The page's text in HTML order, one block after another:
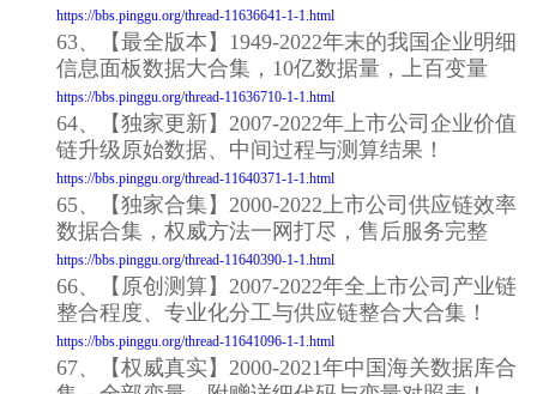
https://bbs.pinggu.org/thread-11636641-1-1.html
63、【最全版本】1949-2022年末的我国企业明细
信息面板数据大合集，10亿数据量，上百变量
https://bbs.pinggu.org/thread-11636710-1-1.html
64、【独家更新】2007-2022年上市公司企业价值
链升级原始数据、中间过程与测算结果！
https://bbs.pinggu.org/thread-11640371-1-1.html
65、【独家合集】2000-2022上市公司供应链效率
数据合集，权威方法一网打尽，售后服务完整
https://bbs.pinggu.org/thread-11640390-1-1.html
66、【原创测算】2007-2022年全上市公司产业链
整合程度、专业化分工与供应链整合大合集！
https://bbs.pinggu.org/thread-11641096-1-1.html
67、【权威真实】2000-2021年中国海关数据库合